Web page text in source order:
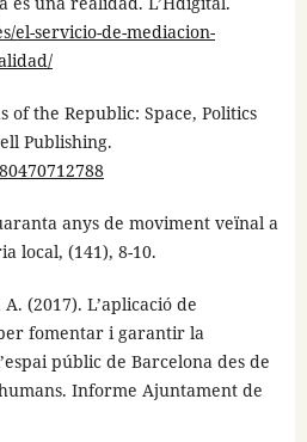
el-servicio-de-mediacion-
of the Republic: Space, Politics
Publishing.
anys de moviment veïnal a
local, (141), 8-10.
(2017). L’aplicació de
fomentar i garantir la
públic de Barcelona des de
Informe Ajuntament de